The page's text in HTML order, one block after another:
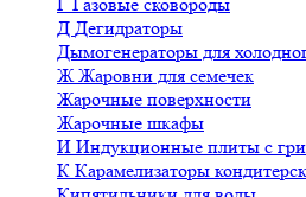
Д Дегидраторы
Дымогенераторы для
ЖЖаровни для семечек
Жарочные поверхности
Жарочные шкафы
И Индукционные плиты с
К Карамелизаторы